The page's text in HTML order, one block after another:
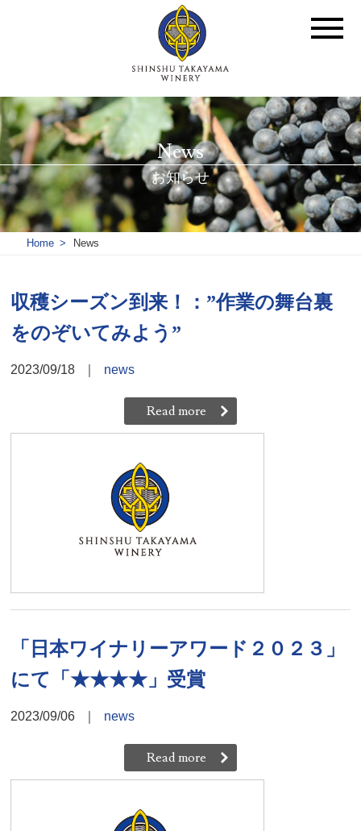
News
お知らせ
Home News
収穫シーズン到来！：”作業の舞台裏
をのぞいてみよう”
2023/09/18 news
Read more
「日本ワイナリーアワード２０２３」
にて「★★★★」受賞
2023/09/06 news
Read more